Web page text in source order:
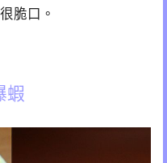
脆口。
蝦